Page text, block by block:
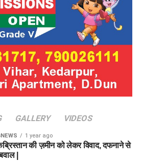
GALLERY VIDEOS
1 year ago
की ज़मीन को लेकर विवाद, दफनाने से
|